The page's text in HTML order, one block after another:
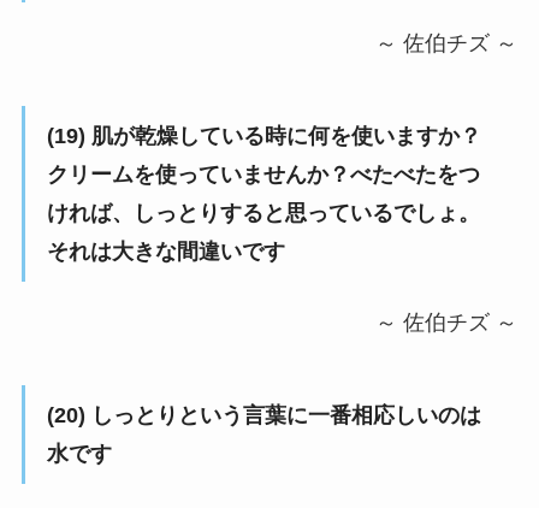
～ 佐伯チズ ～
(19) 肌が乾燥している時に何を使いますか？
クリームを使っていませんか？べたべたをつ
ければ、しっとりすると思っているでしょ。
それは大きな間違いです
～ 佐伯チズ ～
(20) しっとりという言葉に一番相応しいのは
水です